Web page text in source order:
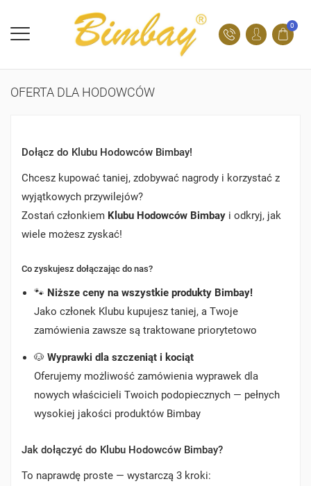
0
OFERTA DLA HODOWCÓW
Dołącz do Klubu Hodowców Bimbay!
Chcesz kupować taniej, zdobywać nagrody i korzystać z
wyjątkowych przywilejów?
Zostań członkiem Klubu Hodowców Bimbay i odkryj, jak
wiele możesz zyskać!
Co zyskujesz dołączając do nas?
🐾 Niższe ceny na wszystkie produkty Bimbay!
Jako członek Klubu kupujesz taniej, a Twoje
zamówienia zawsze są traktowane priorytetowo
🐶 Wyprawki dla szczeniąt i kociąt
Oferujemy możliwość zamówienia wyprawek dla
nowych właścicieli Twoich podopiecznych — pełnych
wysokiej jakości produktów Bimbay
Jak dołączyć do Klubu Hodowców Bimbay?
To naprawdę proste — wystarczą 3 kroki: